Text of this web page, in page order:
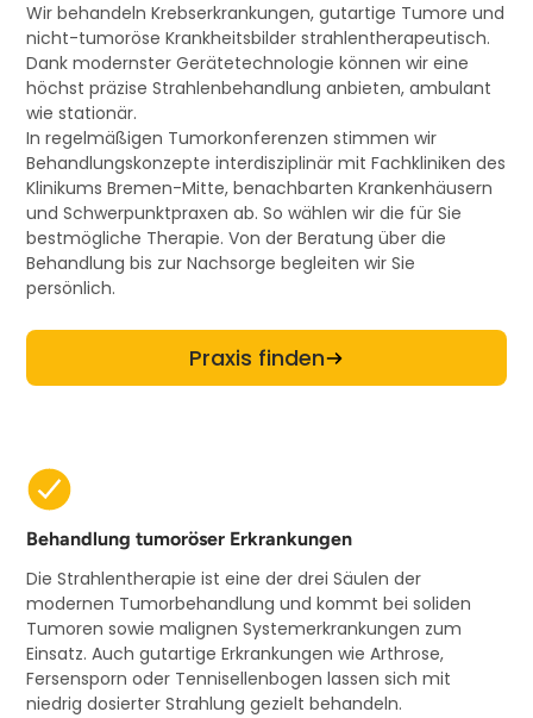
Wir behandeln Krebserkrankungen, gutartige Tumore und
nicht-tumoröse Krankheitsbilder strahlentherapeutisch.
Dank modernster Gerätetechnologie können wir eine
höchst präzise Strahlenbehandlung anbieten, ambulant
wie stationär.
In regelmäßigen Tumorkonferenzen stimmen wir
Behandlungskonzepte interdisziplinär mit Fachkliniken des
Klinikums Bremen-Mitte, benachbarten Krankenhäusern
und Schwerpunktpraxen ab. So wählen wir die für Sie
bestmögliche Therapie. Von der Beratung über die
Behandlung bis zur Nachsorge begleiten wir Sie
persönlich.
Praxis finden
Behandlung tumoröser Erkrankungen
Die Strahlentherapie ist eine der drei Säulen der
modernen Tumor­behandlung und kommt bei soliden
Tumoren sowie malignen System­erkrankungen zum
Einsatz. Auch gutartige Erkrankungen wie Arthrose,
Fersensporn oder Tennisellenbogen lassen sich mit
niedrig dosierter Strahlung gezielt behandeln.